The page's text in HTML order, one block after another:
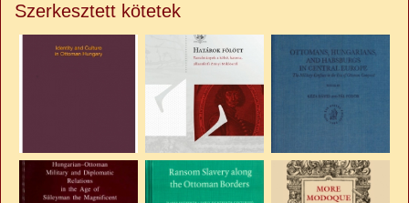
Szerkesztett kötetek